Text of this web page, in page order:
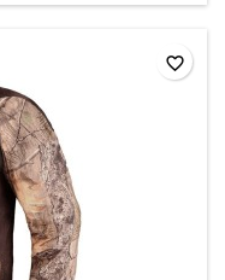
favorite_border